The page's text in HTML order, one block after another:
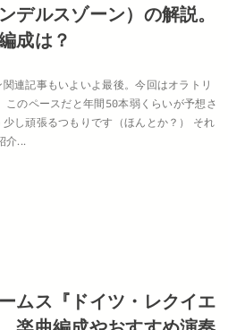
デルスゾーン）の解説。
成は？
連記事もいよいよ最後。今回はオラトリ
このペースだと年間50本弱くらいが予想さ
し頑張るつもりです（ほんとか？） それ
介...
ムス『ドイツ・レクイエ